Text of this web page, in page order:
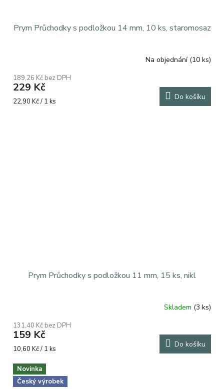
Prym Průchodky s podložkou 14 mm, 10 ks, staromosaz
Na objednání (10 ks)
189,26 Kč bez DPH
229 Kč
Měrná
22,90 Kč / 1 ks Do košíku
Prym Průchodky s podložkou 11 mm, 15 ks, nikl
Skladem (3 ks)
131,40 Kč bez DPH
159 Kč
Měrná
10,60 Kč / 1 ks Do košíku
Novinka
Český výrobek